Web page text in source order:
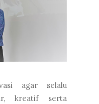
agar selalu
kreatif serta